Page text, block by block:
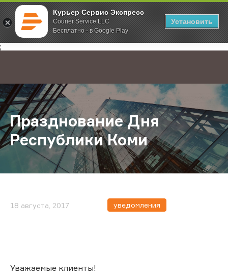
Курьер Сервис Экспресс
Courier Service LLC
Бесплатно - в Google Play
Установить
;
Главная О компании Новости Празднование Дня Республики
Празднование Дня
Республики Коми
18 августа, 2017 уведомления
Уважаемые клиенты!